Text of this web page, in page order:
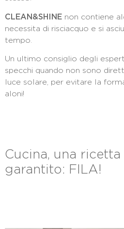
CLEAN&SHINE non contiene
necessita di risciacquo e si
tempo.
Un ultimo consiglio degli
specchi quando non sono
luce solare, per evitare la
aloni!
Cucina, una
garantito: FILA!